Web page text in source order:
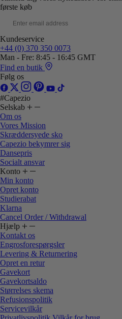
første køb
Kundeservice
+44 (0) 370 350 0073
Man - Fre: 8:45 - 16:45 GMT
Find en butik
Følg os
#Capezio
Selskab
Om os
Vores Mission
Skræddersyede sko
Capezio bekymrer sig
Dansepris
Socialt ansvar
Konto
Min konto
Opret konto
Studierabat
Klarna
Cancel Order / Withdrawal
Hjælp
Kontakt os
Engrosforespørgsler
Levering & Returnering
Opret en retur
Gavekort
Gavekortsaldo
Størrelses skema
Refusionspolitik
Servicevilkår